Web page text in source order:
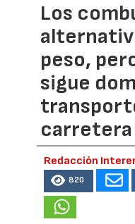
Los
peso,
sigue
carretera
Redacción
820